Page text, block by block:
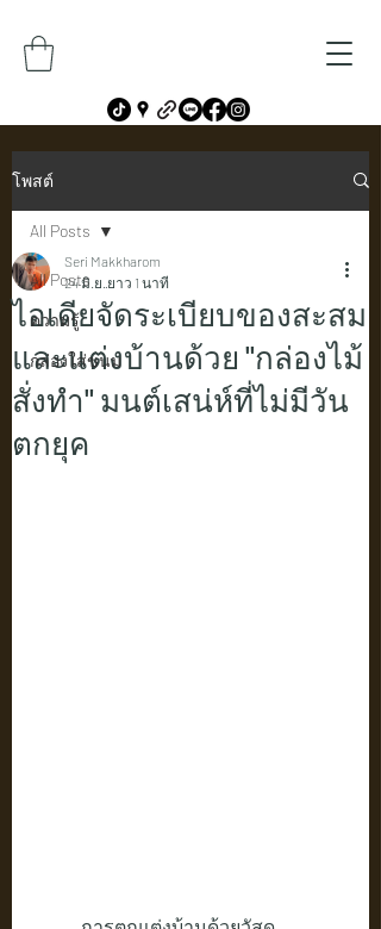
โพสต์
All Posts
ความรู้
กล่องใส่ขนม
All Posts
ไอเดียจัดระเบียบของสะสม
และแต่งบ้านด้วย "กล่องไม้
สั่งทำ" มนต์เสน่ห์ที่ไม่มีวัน
ตกยุค
Seri Makkharom
24 มิ.ย. ยาว 1 นาที